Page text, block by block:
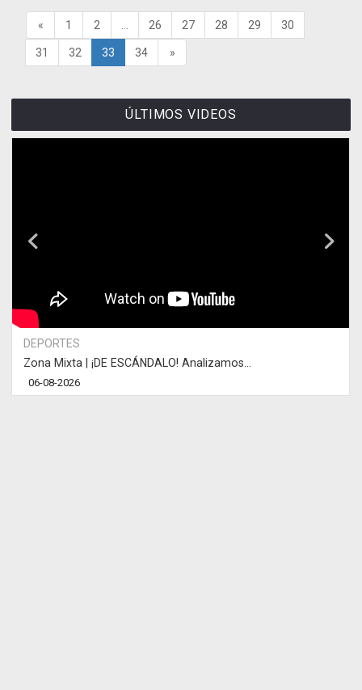
« 1 2 26 27 28 29 30
31 32 33 34 »
ÚLTIMOS VIDEOS
DEPORTES
Zona Mixta | ¡DE ESCÁNDALO! Analizamos...
06-08-2026